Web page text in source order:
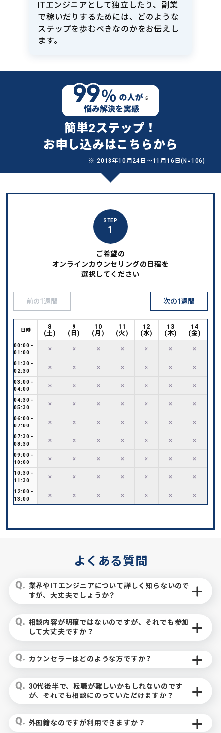
ITエンジニアとして独立したり、副業
で稼いだりするためには、どのような
ステップを歩むべきなのかをお伝えし
ます。
簡単2ステップ！
お申し込みはこちらから
※ 2018年10月24日〜11月16日(N=106)
STEP
1
ご希望の
オンラインカウンセリングの日程を
選択してください
前の1週間 次の1週間
日時
00:00 -
01:00
01:30 -
02:30
03:00 -
04:00
04:30 -
05:30
06:00 -
07:00
07:30 -
08:30
09:00 -
10:00
10:30 -
11:30
12:00 -
13:00
8
(土)
✕
✕
✕
✕
✕
✕
✕
✕
✕
9
( 日)
✕
✕
✕
✕
✕
✕
✕
✕
✕
10
(月 )
✕
✕
✕
✕
✕
✕
✕
✕
✕
11
(火)
✕
✕
✕
✕
✕
✕
✕
✕
✕
12
(水)
✕
✕
✕
✕
✕
✕
✕
✕
✕
13
(木)
✕
✕
✕
✕
✕
✕
✕
✕
✕
14
(金)
✕
✕
✕
✕
✕
✕
✕
✕
✕
よくある質問
業界やITエンジニアについて詳しく知らないので
すが、大丈夫でしょうか？
相談内容が明確ではないのですが、それでも参加
して大丈夫ですか？
カウンセラーはどのような方ですか？
30代後半で、転職が難しいかもしれないのです
が、それでも相談にのっていただけますか？
外国籍なのですが利用できますか？